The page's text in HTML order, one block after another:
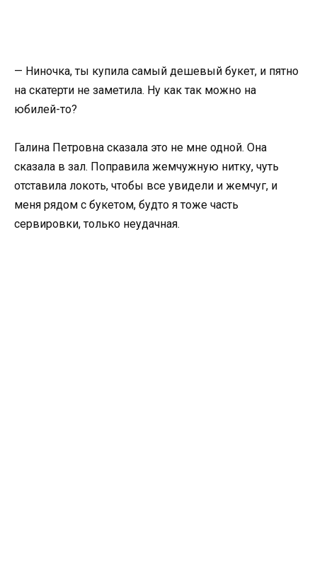
— Ниночка, ты купила самый дешевый букет, и пятно
на скатерти не заметила. Ну как так можно на
юбилей-то?
Галина Петровна сказала это не мне одной. Она
сказала в зал. Поправила жемчужную нитку, чуть
отставила локоть, чтобы все увидели и жемчуг, и
меня рядом с букетом, будто я тоже часть
сервировки, только неудачная.